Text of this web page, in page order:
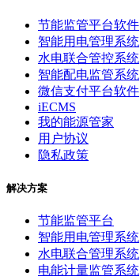
节能监管平台软件
智能用电管理系统
水电联合管控系统
智能配电监管系统
微信支付平台软件
iECMS
我的能源管家
用户协议
隐私政策
解决方案
节能监管平台
智能用电管理系统
水电联合管理系统
电能计量监管系统